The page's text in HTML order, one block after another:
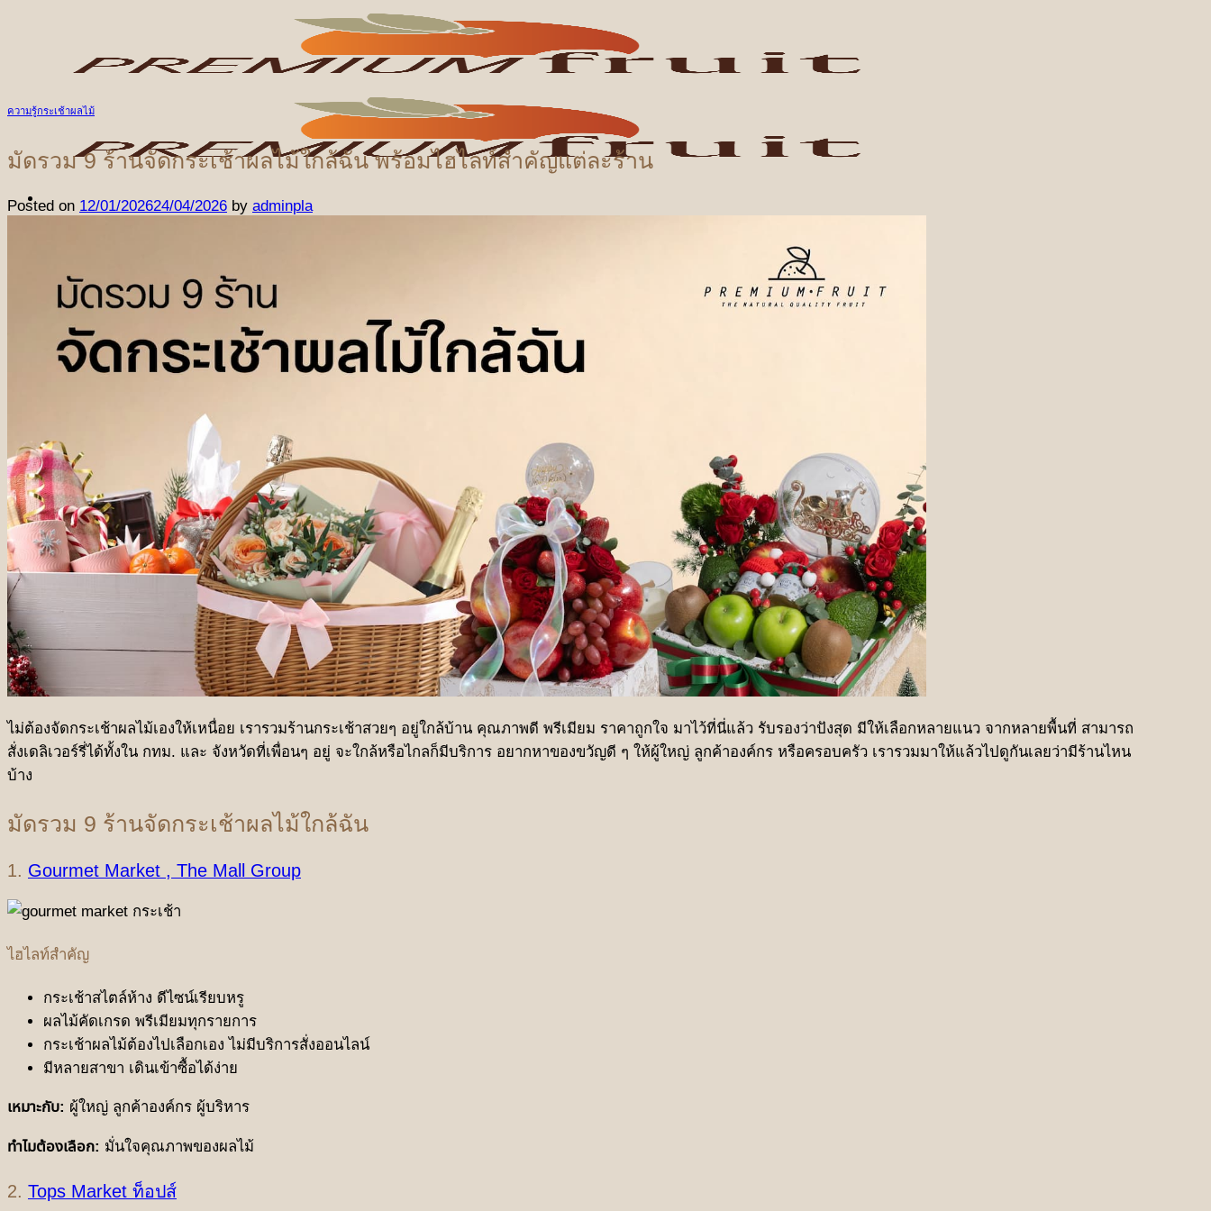
ชุดผลไม้ตามเทศกาล
ชุดเทศกาลปีใหม่
ชุดเทศกาลวันตรุษจีน
ชุดกระเช้าผลไม้ฤดูร้อน
ชุดผลไม้เทศกาลวันแม่
(NEW)
ชุดเทศกาลสารทจีน (NEW)
ชุดเทศกาลไหว้พระจันทร์ (NEW)
ชุดเทศกาลเกษียณอายุ
ชุดเทศกาลองุ่น Ruby
ความรู้กระเช้าผลไม้
มัดรวม 9 ร้านจัดกระเช้าผลไม้ใกล้ฉัน พร้อมไฮไลท์สำคัญแต่ละร้าน
Posted on 12/01/202624/04/2026 by adminpla
ไม่ต้องจัดกระเช้าผลไม้เองให้เหนื่อย เรารวมร้านกระเช้าสวยๆ อยู่ใกล้บ้าน คุณภาพดี พรีเมียม ราคาถูกใจ มาไว้ที่นี่แล้ว รับรองว่าปังสุด มีให้เลือกหลายแนว จากหลายพื้นที่ สามารถ
สั่งเดลิเวอร์รี่ได้ทั้งใน กทม. และ จังหวัดที่เพื่อนๆ อยู่ จะใกล้หรือไกลก็มีบริการ อยากหาของขวัญดี ๆ ให้ผู้ใหญ่ ลูกค้าองค์กร หรือครอบครัว เรารวมมาให้แล้วไปดูกันเลยว่ามีร้านไหน
บ้าง
มัดรวม 9 ร้านจัดกระเช้าผลไม้ใกล้ฉัน
1. Gourmet Market , The Mall Group
ไฮไลท์สำคัญ
กระเช้าสไตล์ห้าง ดีไซน์เรียบหรู
ผลไม้คัดเกรด พรีเมียมทุกรายการ
กระเช้าผลไม้ต้องไปเลือกเอง ไม่มีบริการสั่งออนไลน์
มีหลายสาขา เดินเข้าซื้อได้ง่าย
เหมาะกับ: ผู้ใหญ่ ลูกค้าองค์กร ผู้บริหาร
ทำไมต้องเลือก: มั่นใจคุณภาพของผลไม้
2. Tops Market ท็อปส์